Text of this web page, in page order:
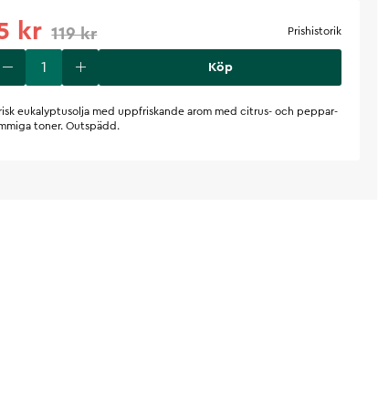
kr 119 kr Prishistorik
Köp
eukalyptusolja med uppfriskande arom med citrus- och peppar-
toner. Outspädd.